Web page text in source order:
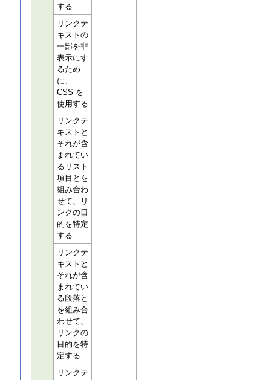
する
リンクテ
キストの
一部を非
表示にす
るため
に、
CSS を
使用する
リンクテ
キストと
それが含
まれてい
るリスト
項目とを
組み合わ
せて、リ
ンクの目
的を特定
する
リンクテ
キストと
それが含
まれてい
る段落と
を組み合
わせて、
リンクの
目的を特
定する
リンクテ